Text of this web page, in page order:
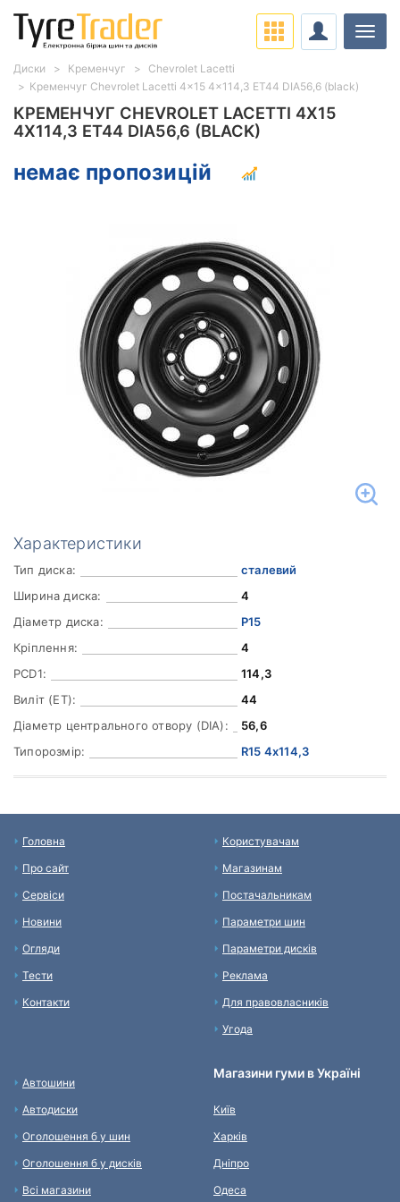
КРЕМЕНЧУГ CHEVROLET LACETTI 4X15
4X114,3 ET44 DIA56,6 (BLACK)
немає пропозицій
Характеристики
Тип диска:
сталевий
Ширина диска:
4
Діаметр диска:
Р15
Кріплення:
4
PCD1:
114,3
Виліт (ET):
44
Діаметр центрального отвору (DIA):
56,6
Типорозмір:
R15 4x114,3
Диски Кременчуг
Chevrolet Lacetti
Кременчуг Chevrolet Lacetti 4x15 4x114,3 ET44 DIA56,6 (black)
Головна
Про сайт
Сервіси
Новини
Огляди
Тести
Контакти
Користувачам
Магазинам
Постачальникам
Параметри шин
Параметри дисків
Реклама
Для правовласників
Угода
Автошини
Автодиски
Оголошення б у шин
Оголошення б у дисків
Всі магазини
Магазини гуми в Україні
Київ
Харків
Дніпро
Одеса